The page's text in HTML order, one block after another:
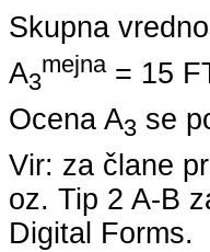
Skupna
A3
mejna= 15
Ocena A3 se
Vir: za člane
oz. Tip 2 A-B
Digital Forms.